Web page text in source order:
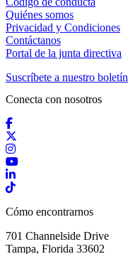
Quiénes somos
Privacidad y Condiciones
Contáctanos
Portal de la junta directiva
Suscríbete a nuestro boletín
Conecta con nosotros
Facebook
Instagram
YouTube
LinkedIn
TikTok
Cómo encontrarnos
701 Channelside Drive
Tampa, Florida 33602